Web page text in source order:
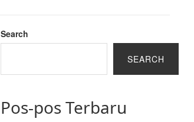
Search
SEARCH
Pos-pos Terbaru